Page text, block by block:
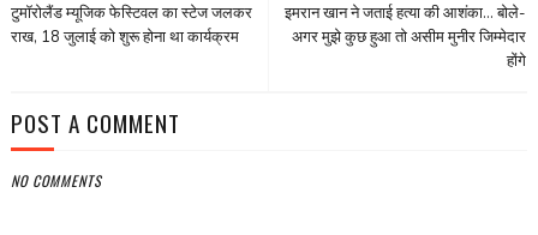
इमरान खान ने जताई हत्या की आशंका... बोले-
अगर मुझे कुछ हुआ तो असीम मुनीर जिम्मेदार
होंगे
टुमॉरोलैंड म्यूजिक फेस्टिवल का स्टेज जलकर
राख, 18 जुलाई को शुरू होना था कार्यक्रम
POST A COMMENT
NO COMMENTS